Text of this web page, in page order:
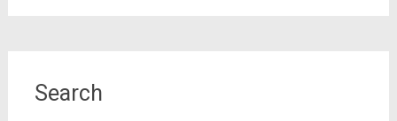
Search